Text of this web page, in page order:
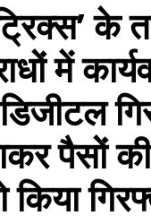
के
में
पैसों
किया